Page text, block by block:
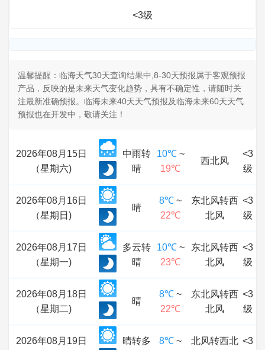
<3级
温馨提醒：临海天气30天查询结果中,8-30天预报属于客观预报
产品，反映的是未来天气变化趋势，具有不确定性，请随时关
注最新准确预报。临海未来40天天气预报及临海未来60天天气
预报也在开发中，敬请关注！
2026年08月15日
（星期六)
中雨转
晴
10℃~
19℃
西北风
<3
级
2026年08月16日
（星期日)
晴
8℃ ~
22℃
东北风转西
北风
<3
级
2026年08月17日
（星期一)
多云转
晴
10℃~
23℃
东北风转西
北风
<3
级
2026年08月18日
（星期二)
晴
8℃ ~
22℃
东北风转西
北风
<3
级
2026年08月19日
晴转多
8℃ ~
北风转西北 <3